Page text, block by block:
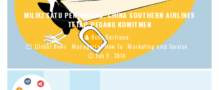
MILIKI SATU PENUMPANG, CHINA SOUTHERN AIRLINES
TETAP PEGANG KOMITMEN
Ruth Berliana
Global News
Managerial How To
Marketing and Service
Feb 9, 2016